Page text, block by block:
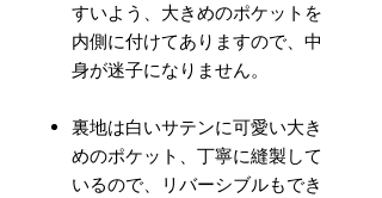
すいよう、大きめのポケットを
内側に付けてありますので、中
身が迷子になりません。
裏地は白いサテンに可愛い大き
めのポケット、丁寧に縫製して
いるので、リバーシブルもでき